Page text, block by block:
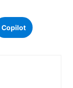
Copilot